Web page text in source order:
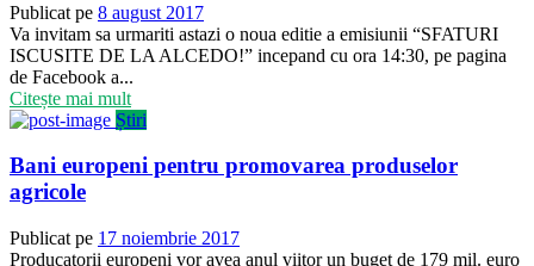
Publicat pe 8 august 2017
Va invitam sa urmariti astazi o noua editie a emisiunii “SFATURI
ISCUSITE DE LA ALCEDO!” incepand cu ora 14:30, pe pagina
de Facebook a...
Citește mai mult
Știri
Bani europeni pentru promovarea produselor
agricole
Publicat pe 17 noiembrie 2017
Producatorii europeni vor avea anul viitor un buget de 179 mil. euro